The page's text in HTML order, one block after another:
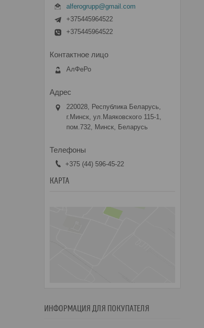
alferogrupp@gmail.com
+375445964522
+375445964522
АлФеРо
220028, Республика Беларусь,
г.Минск, ул.Маяковского 115-1,
пом.732, Минск, Беларусь
+375 (44) 596-45-22
КАРТА
ИНФОРМАЦИЯ ДЛЯ ПОКУПАТЕЛЯ